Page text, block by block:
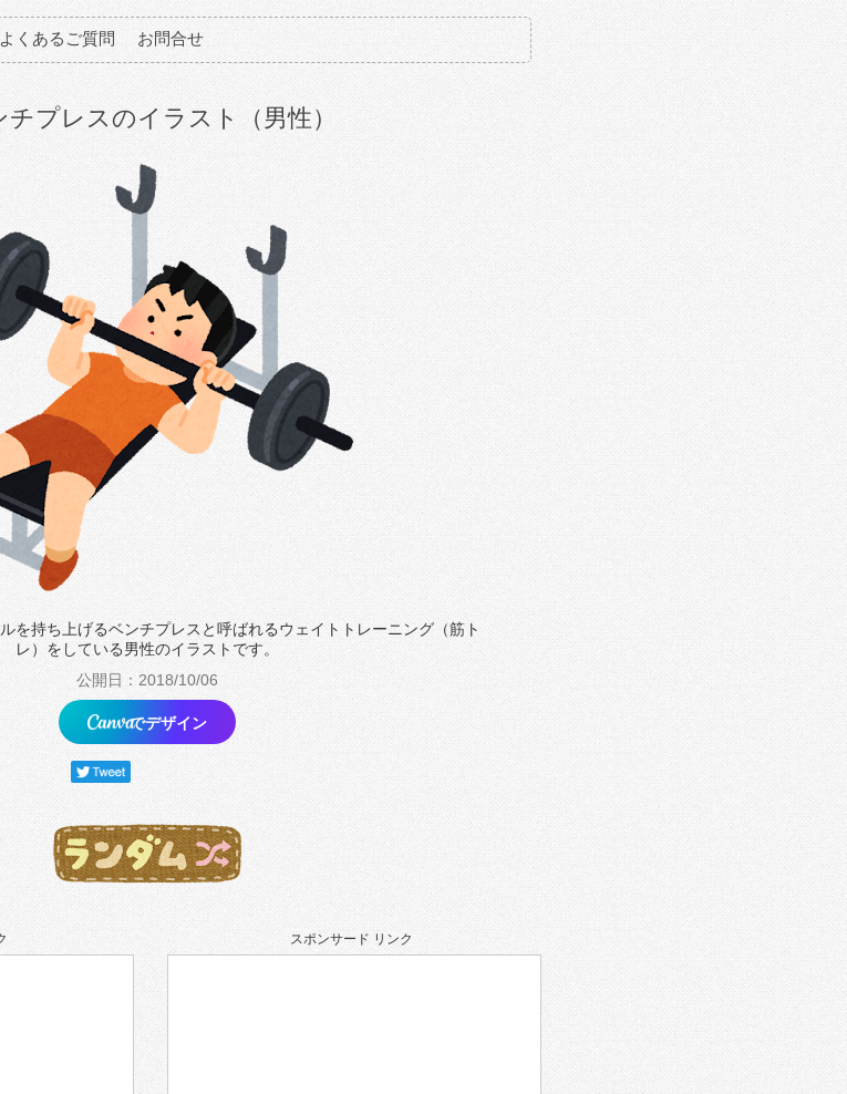
よくあるご質問 お問合せ
チプレスのイラスト（男性）
を持ち上げるベンチプレスと呼ばれるウェイトトレーニング（筋ト
レ）をしている男性のイラストです。
公開日：2018/10/06
でデザイン
スポンサード リンク